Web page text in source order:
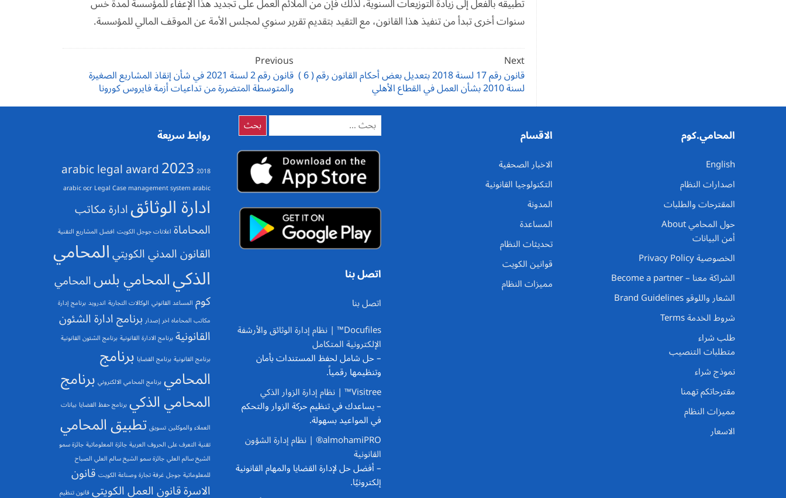
سنوات أخرى تبدأ من تنفيذ هذا القانون، مع التقيد بتقديم تقرير سنوي لمجلس الأمة عن الموقف المالي للمؤسسة.
تصفّح
المقالات
Previous
قانون رقم 2 لسنة 2021 في شأن إنقاذ المشاريع الصغيرة
والمتوسطة المتضررة من تداعيات أزمة فايروس كورونا
Next
قانون رقم 17 لسنة 2018 بتعديل بعض أحكام القانون رقم ( 6 )
لسنة 2010 بشأن العمل في القطاع الأهلي
روابط سريعة
2018
2023
arabic legal award
arabic ocr Legal Case management system arabic
ادارة الوثائقادارة مكاتب
المحاماة اعلانات جوجل الكويت افضل المشاريع التقنية
القانون المدني الكويتيالمحامي
الذكيالمحامي بلسالمحامي
كوم المساعد القانوني الوكالات التجارية اندرويدبرنامج إدارة
مكاتب المحاماه اخر إصداربرنامج ادارة الشئون
القانونيةبرنامج الادارة القانونيةبرنامج الشئون القانونية
برنامج القانونيةبرنامج القضايا برنامج
المحاميبرنامج المحامي الالكتروني برنامج
المحامي الذكيبرنامج حفظ القضايابيانات
العملاء والموكلينتسويقتطبيق المحامي
تقنية التعرف على الحروف العربيةجائزة المعلوماتيةجائزة سمو
الشيخ سالم العليجائزة سمو الشيخ سالم العلي الصباح
للمعلوماتيةجوجلغرفة تجارة وصناعة الكويت قانون
الاسرةقانون العمل الكويتيقانون تنظيم
البحث
عن:
اتصل بنا
اتصل بنا
Docufiles™ | نظام إدارة الوثائق والأرشفة
الإلكترونية المتكامل
– حل شامل لحفظ المستندات بأمان
وتنظيمها رقمياً.
Visitree™ | نظام إدارة الزوار الذكي
– يساعدك في تنظيم حركة الزوار والتحكم
في المواعيد بسهولة.
almohamiPRO® | نظام إدارة الشؤون
القانونية
– أفضل حل لإدارة القضايا والمهام القانونية
إلكترونيًا.
الاقسام
الاخبار الصحفية
التكنولوجيا القانونية
المدونة
المساعدة
تحديثات النظام
قوانين الكويت
مميزات النظام
المحامي.كوم
English
اصدارات النظام
المقترحات والطلبات
حول المحامي About
أمن البيانات
الخصوصية Privacy Policy
الشراكة معنا – Become a partner
الشعار واللوقو Brand Guidelines
شروط الخدمة Terms
طلب شراء
متطلبات التنصيب
نموذج شراء
مقترحاتكم تهمنا
مميزات النظام
الاسعار